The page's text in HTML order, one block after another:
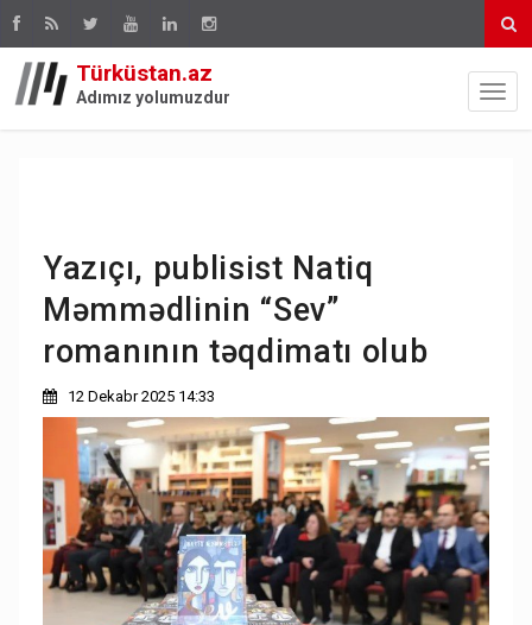
Türküstan.az
Adımız yolumuzdur
Yazıçı, publisist Natiq
Məmmədlinin “Sev”
romanının təqdimatı olub
12 Dekabr 2025 14:33